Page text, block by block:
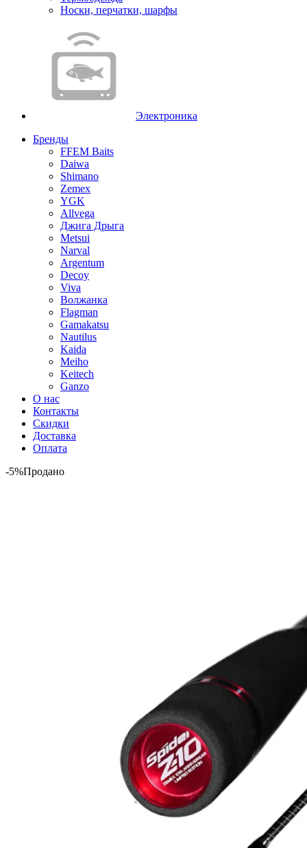
Носки, перчатки, шарфы
Электроника
Бренды
FFEM Baits
Daiwa
Shimano
Zemex
YGK
Allvega
Джига Дрыга
Metsui
Narval
Argentum
Decoy
Viva
Волжанка
Flagman
Gamakatsu
Nautilus
Kaida
Meiho
Keitech
Ganzo
О нас
Контакты
Скидки
Доставка
Оплата
-5%Продано